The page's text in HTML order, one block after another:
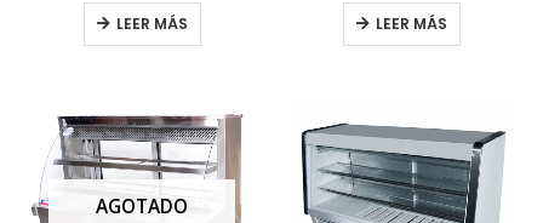
LEER MÁS LEER MÁS
AGOTADO